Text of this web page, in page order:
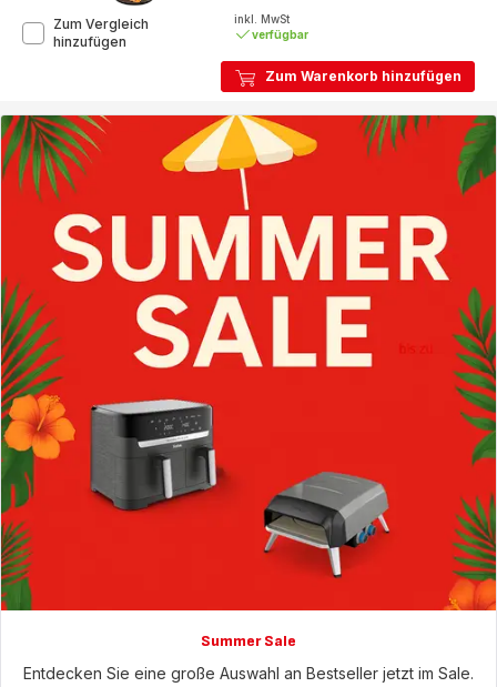
Zum Warenkorb hinzufügen
inkl. MwSt
verfügbar
Zum Vergleich
hinzufügen
Summer Sale
Entdecken Sie eine große Auswahl an Bestseller jetzt im Sale.